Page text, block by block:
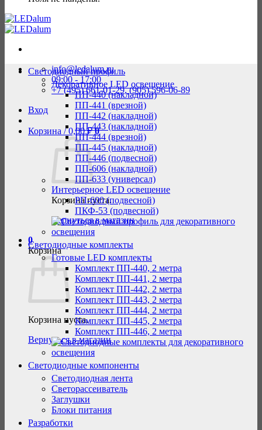
info@ledalum.ru
09:00 - 17:00
+7 (495) 661-01-29, (905) 596-06-89
Вход
Корзина /0,00₽ 0
Корзина пуста.
Вернуться в магазин
0
Корзина
Корзина пуста.
Вернуться в магазин
Светодиодный профиль
Декоративное LED освещение
ПП-440 (накладной)
ПП-441 (врезной)
ПП-442 (накладной)
ПП-443 (накладной)
ПП-444 (врезной)
ПП-445 (накладной)
ПП-446 (подвесной)
ПП-606 (накладной)
ПП-633 (универсал)
Интерьерное LED освещение
РП-600 (подвесной)
ПКФ-53 (подвесной)
Светодиодные комплекты
Готовые LED комплекты
Комплект ПП-440, 2 метра
Комплект ПП-441, 2 метра
Комплект ПП-442, 2 метра
Комплект ПП-443, 2 метра
Комплект ПП-444, 2 метра
Комплект ПП-445, 2 метра
Комплект ПП-446, 2 метра
Светодиодные компоненты
Светодиодная лента
Светорассеиватель
Заглушки
Блоки питания
Разработки